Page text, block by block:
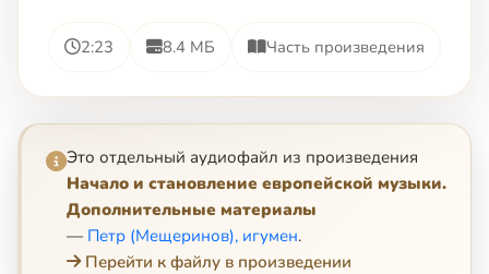
2:23 8.4 МБ Часть произведения
Это отдельный аудиофайл из произведения
Начало и становление европейской музыки.
Дополнительные материалы
— Петр (Мещеринов), игумен.
Перейти к файлу в произведении